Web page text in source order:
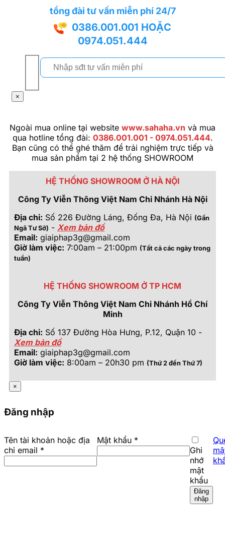
tổng đài tư vấn miễn phí 24/7
0386.001.001 HOẶC
0974.051.444
×
Ngoài mua online tại website www.sahaha.vn và mua
qua hotline tổng đài: 0386.001.001 - 0974.051.444.
Bạn cũng có thể ghé thăm để trải nghiệm trực tiếp và
mua sản phẩm tại 2 hệ thống SHOWROOM
HỆ THỐNG SHOWROOM Ở HÀ NỘI
Công Ty Viễn Thông Việt Nam Chi Nhánh Hà Nội
Địa chỉ: Số 226 Đường Láng, Đống Đa, Hà Nội (Gần
Ngã Tư Sở) - Xem bản đồ
Email: giaiphap3g@gmail.com
Giờ làm việc: 7:00am – 21:00pm (Tất cả các ngày trong
tuần)
HỆ THỐNG SHOWROOM Ở TP HCM
Công Ty Viễn Thông Việt Nam Chi Nhánh Hồ Chí
Minh
Địa chỉ: Số 137 Đường Hòa Hưng, P.12, Quận 10 -
Xem bản đồ
Email: giaiphap3g@gmail.com
Giờ làm việc: 8:00am – 20h30 pm (Thứ 2 đến Thứ 7)
×
Đăng nhập
Tên tài khoản hoặc địa
chỉ email *
Mật khẩu *
Ghi
nhớ
mật
khẩu
Đăng
nhập